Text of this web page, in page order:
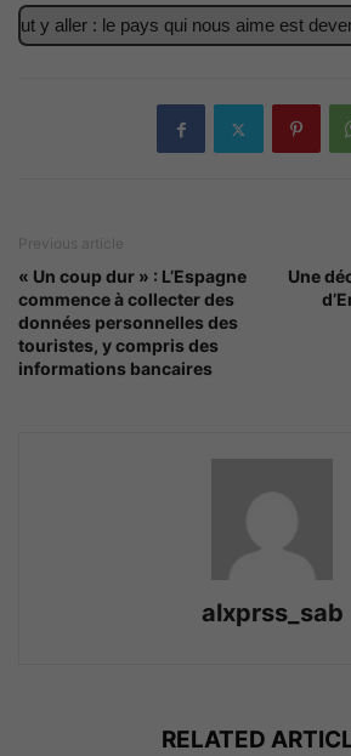
y aller : le pays qui nous aime est
Previous article
« Un coup dur » : L’Espagne
commence à collecter des
données personnelles des
touristes, y compris des
informations bancaires
Une
alxprss_sab
RELATED